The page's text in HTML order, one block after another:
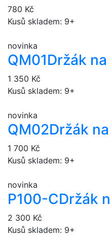
780 Kč
Kusů skladem: 9+
novinka
QM01Držák
1 350 Kč
Kusů skladem: 9+
novinka
QM02Držák
1 700 Kč
Kusů skladem: 9+
novinka
P100-CDržák
2 300 Kč
Kusů skladem: 9+